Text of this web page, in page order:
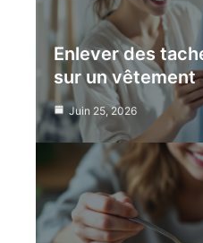
Enlever des
sur un vêtement
Juin 25, 2026